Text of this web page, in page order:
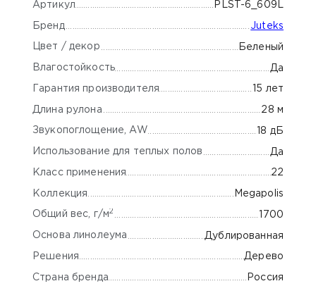
Артикул PLST-6_609L
Бренд Juteks
Цвет / декор Беленый
Влагостойкость Да
Гарантия производителя 15 лет
Длина рулона 28 м
Звукопоглощение, AW 18 дБ
Использование для теплых полов Да
Класс применения 22
Коллекция Megapolis
Общий вес, г/м 2 1700
Основа линолеума Дублированная
Решения Дерево
Страна бренда Россия